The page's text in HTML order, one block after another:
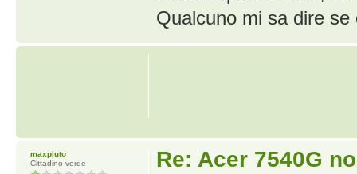
Qualcuno mi sa dire
Re: Acer 7540G
maxpluto
Cittadino verde